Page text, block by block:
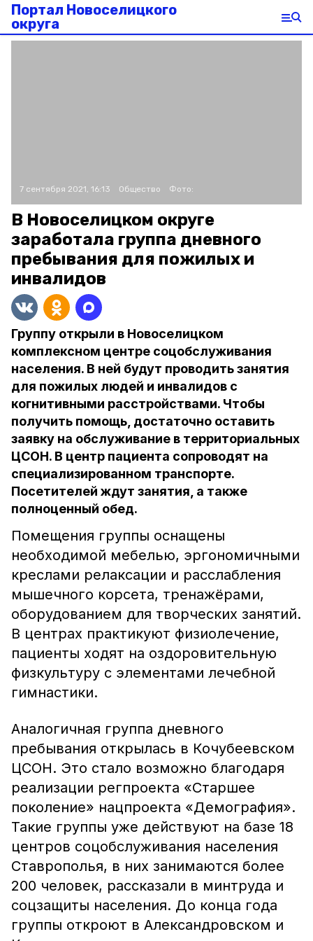
Портал Новоселицкого
округа
7 сентября 2021, 16:13 Общество Фото:
В Новоселицком округе
заработала группа дневного
пребывания для пожилых и
инвалидов
Группу открыли в Новоселицком
комплексном центре соцобслуживания
населения. В ней будут проводить занятия
для пожилых людей и инвалидов с
когнитивными расстройствами. Чтобы
получить помощь, достаточно оставить
заявку на обслуживание в территориальных
ЦСОН. В центр пациента сопроводят на
специализированном транспорте.
Посетителей ждут занятия, а также
полноценный обед.
Помещения группы оснащены
необходимой мебелью, эргономичными
креслами релаксации и расслабления
мышечного корсета, тренажёрами,
оборудованием для творческих занятий.
В центрах практикуют физиолечение,
пациенты ходят на оздоровительную
физкультуру с элементами лечебной
гимнастики.
Аналогичная группа дневного
пребывания открылась в Кочубеевском
ЦСОН. Это стало возможно благодаря
реализации регпроекта «Старшее
поколение» нацпроекта «Демография».
Такие группы уже действуют на базе 18
центров соцобслуживания населения
Ставрополья, в них занимаются более
200 человек, рассказали в минтруда и
соцзащиты населения. До конца года
группы откроют в Александровском и